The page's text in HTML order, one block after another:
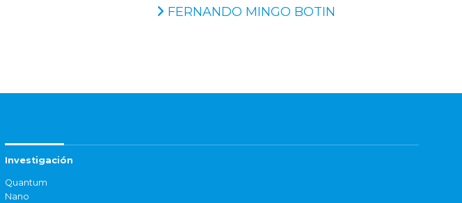
FERNANDO MINGO BOTIN
Investigación
Quantum
Nano